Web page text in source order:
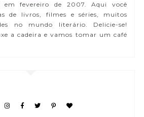
fevereiro de 2007. Aqui você
de livros, filmes e séries, muitos
no mundo literário. Delicie-se!
a cadeira e vamos tomar um café